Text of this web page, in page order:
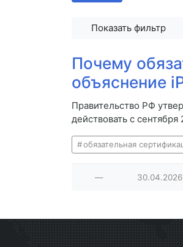
Показать фильтр
Почему
объяснение
Правительство РФ
действовать с
обязательная
— 30.04.2026